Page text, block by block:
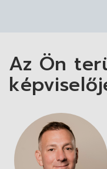
Egyenes modell.
Az Ön